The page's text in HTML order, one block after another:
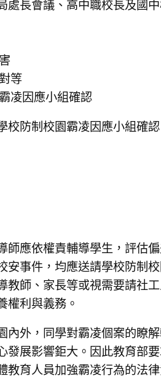
處長會議、高中職校長及國
等
凌因應小組確認
校防制校園霸凌因應小組確
師應依權責輔導學生，評估
安事件，均應送請學校防制
教師、家長等或視需要請社
權利與義務。
內外，同學對霸凌個案的瞭
發展影響鉅大。因此教育部
教育人員加強霸凌行為的法